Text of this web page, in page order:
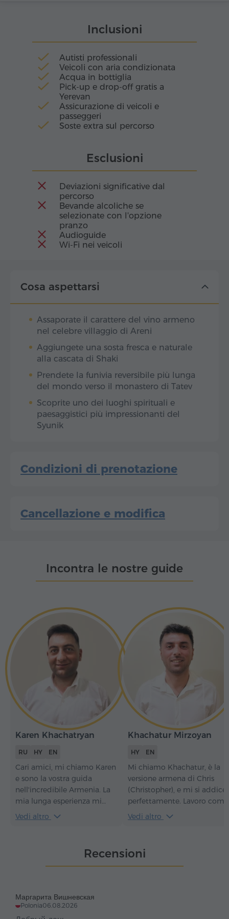
Halidzor all'antico monastero ed è riconosciuta
dal Guinness World Records come la funivia
reversibile più lunga del mondo.
Inclusioni
Autisti professionali
Veicoli con aria condizionata
Acqua in bottiglia
Pick-up e drop-off gratis a
Yerevan
Assicurazione di veicoli e
passeggeri
Soste extra sul percorso
Esclusioni
Deviazioni significative dal
percorso
Bevande alcoliche se
selezionate con l'opzione
pranzo
Audioguide
Wi-Fi nei veicoli
Cosa aspettarsi
Assaporate il carattere del vino armeno
nel celebre villaggio di Areni
Aggiungete una sosta fresca e naturale
alla cascata di Shaki
Prendete la funivia reversibile più lunga
del mondo verso il monastero di Tatev
Scoprite uno dei luoghi spirituali e
paesaggistici più impressionanti del
Syunik
Condizioni di prenotazione
Cancellazione e modifica
Incontra le nostre guide
Karen Khachatryan
RU HY EN
Cari amici, mi chiamo Karen
e sono la vostra guida
nell'incredibile Armenia. La
mia lunga esperienza mi
permette di organizzare tour
canto salmi nelle antiche
chiese e racconto leggende
indimenticabile. Con me vi
aspetta un'esperienza sicura,
Vedi altro
Khachatur Mirzoyan
HY EN
Mi chiamo Khachatur, è la
versione armena di Chris
(Christopher), e mi si addice
perfettamente. Lavoro come
guida turistica dal 2012.
mio meglio affinché il tour
soddisfi le aspettative dei
Vedi altro
Recensioni
Маргарита Вишневская
Polonia06.08.2026